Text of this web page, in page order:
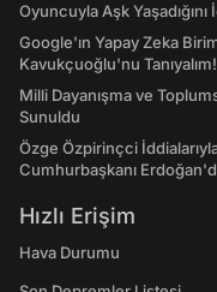
Oyuncuyla Aşk Yaşadığını
Google'ın Yapay Zeka
Kavukçuoğlu'nu Tanıyalım!
Milli Dayanışma ve
Sunuldu
Özge Özpirinçci
Cumhurbaşkanı
Hızlı Erişim
Hava Durumu